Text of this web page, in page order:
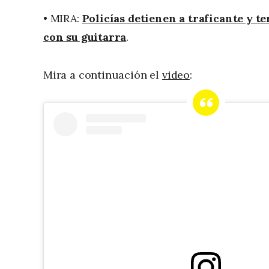
• MIRA: Policías detienen a traficante y
con su guitarra.
Mira a continuación el video: